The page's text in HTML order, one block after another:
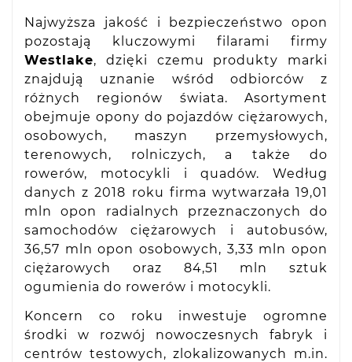
Najwyższa jakość i bezpieczeństwo opon
pozostają kluczowymi filarami firmy
Westlake, dzięki czemu produkty marki
znajdują uznanie wśród odbiorców z
różnych regionów świata. Asortyment
obejmuje opony do pojazdów ciężarowych,
osobowych, maszyn przemysłowych,
terenowych, rolniczych, a także do
rowerów, motocykli i quadów. Według
danych z 2018 roku firma wytwarzała 19,01
mln opon radialnych przeznaczonych do
samochodów ciężarowych i autobusów,
36,57 mln opon osobowych, 3,33 mln opon
ciężarowych oraz 84,51 mln sztuk
ogumienia do rowerów i motocykli.
Koncern co roku inwestuje ogromne
środki w rozwój nowoczesnych fabryk i
centrów testowych, zlokalizowanych m.in.